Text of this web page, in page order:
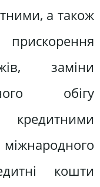
а також
заміни
обігу
кошти